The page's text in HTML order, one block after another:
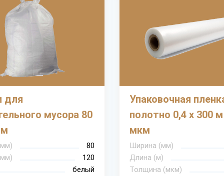
для
мусора 80
80
120
белый
Упаковочная
полотно 0,4 х 300
мкм
Ширина (мм)
Длина (м)
Толщина (мкм)